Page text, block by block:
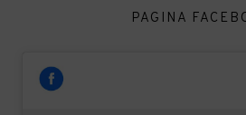
PAGINA